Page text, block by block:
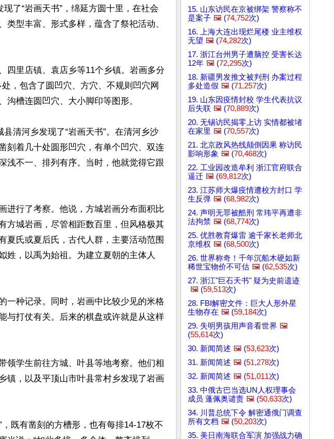
了“岩画天书”，绵延方圆十里，在社会
型丰富、形式多样，蕴含了祭祀活动、
四里店镇、袁店乡等11个乡镇。岩画多分
，包含了圆凹穴、方穴、不规则凹穴网
槽连圆凹穴、大小脚印等图形。
清河乡发现了“岩画天书”。在清河乡沙
刻着几十处圆形凹穴，有单个凹穴、双连
浅不一、排列有序。当时，他就觉得它跟
进行了考察。他说，方城岩画分布面积比
方城岩画，尽管相距数百里，但风格极其
夏氏或夏后氏，古代人群，主要活动范围
姓，以禹为始祖。为建立夏朝的主体人
一种记录。同时，岩画中比较少见的米格
与打仗有关。后来的棋盘或许就是从这样
领学生前往方城、叶县等地考察。他们相
镇，以及平顶山市叶县常村乡发现了岩画
既有凿刻的方槽形，也有每排14-17枚不
15. 山东访民在京被绑架 警察称不
是案子 🖼️ (74,752次)
16. 上海大连出现烂尾楼 业主维权
无望 🖼️ (74,282次)
17. 浙江台州男子遭脑控 受害长达
12年 🖼️ (72,295次)
18. 新疆男发推文被判刑 办案过程
多处造假 🖼️ (71,257次)
19. 山东因疫情封校 学生代表抗议
后失联 🖼️ (70,889次)
20. 无锡访民揭零上访 实情都被堵
在家里 🖼️ (70,557次)
21. 北京政风热线颠倒因果 称访民
影响形象 🖼️ (70,468次)
22. 工业园改造牟利 浙江官府联合
逼迁 🖼️ (69,812次)
23. 江苏师大爆疫情遭校方封口 学
生反弹 🖼️ (68,982次)
24. 声明无罪被酷刑 常玮平再遭非
法拘禁 🖼️ (68,774次)
25. 优胜教育爆雷 逾千家长老师北
京维权 🖼️ (68,500次)
26. 世界称奇！千年沉船木硬如新
稀世宝物价不可估 🖼️ (62,535次)
27. 浙江"巨石天书" 疑为史前遗迹
🖼️ (59,513次)
28. FBI解密文件：巨大人形外星
生物存在 🖼️ (59,184次)
29. 失明男孩用声音看世界 🖼️
(55,614次)
30. 新闻简述 🖼️ (53,623次)
31. 新闻简述 🖼️ (51,278次)
32. 新闻简述 🖼️ (51,011次)
33. 中俄古巴当选UN人权理事会
成员 蓬佩奥谴责 🖼️ (50,633次)
34. 川普总统下令 解密通俄门调查
所有文档 🖼️ (50,203次)
35. 美日南海联合军演 加强战力确